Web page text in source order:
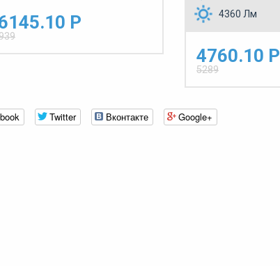
Р
4360 Лм
4760.10 Р
5289
Twitter Вконтакте Google+